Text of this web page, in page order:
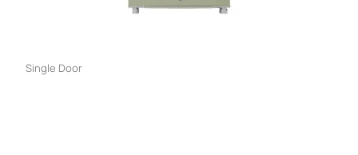
Single Door